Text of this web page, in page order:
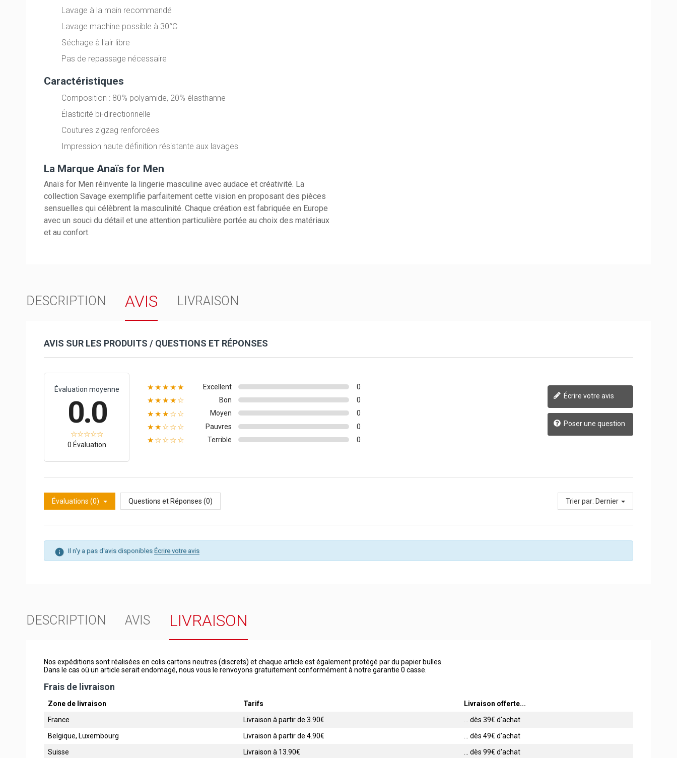
Lavage à la main recommandé
Lavage machine possible à 30°C
Séchage à l'air libre
Pas de repassage nécessaire
Caractéristiques
Composition : 80% polyamide, 20% élasthanne
Élasticité bi-directionnelle
Coutures zigzag renforcées
Impression haute définition résistante aux lavages
La Marque Anaïs for Men
Anaïs for Men réinvente la lingerie masculine avec audace et créativité. La
collection Savage exemplifie parfaitement cette vision en proposant des pièces
sensuelles qui célèbrent la masculinité. Chaque création est fabriquée en Europe
avec un souci du détail et une attention particulière portée au choix des matériaux
et au confort.
DESCRIPTION AVIS LIVRAISON
AVIS SUR LES PRODUITS / QUESTIONS ET RÉPONSES
Évaluation moyenne
0.0
0 Évaluation
★★★★★ Excellent 0
★★★★☆ Bon 0
★★★☆☆ Moyen 0
★★☆☆☆ Pauvres 0
★☆☆☆☆ Terrible 0
Écrire votre avis
Poser une question
Évaluations (0) Questions et Réponses (0) Trier par: Dernier
Il n'y a pas d'avis disponibles Écrire votre avis
DESCRIPTION AVIS LIVRAISON
Nos expéditions sont réalisées en colis cartons neutres (discrets) et chaque article est également protégé par du papier bulles.
Dans le cas où un article serait endomagé, nous vous le renvoyons gratuitement conformément à notre garantie 0 casse.
Frais de livraison
Zone de livraison Tarifs
Livraison offerte...
France
Livraison à partir de 3.90€
... dès 39€ d'achat
Belgique, Luxembourg
Livraison à partir de 4.90€
... dès 49€ d'achat
Suisse
Livraison à 13.90€ ... dès 99€ d'achat